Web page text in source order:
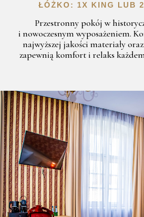
ŁÓŻKO: 1X KING LUB
Przestronny pokój w
i nowoczesnym wyposażeniem.
najwyższej jakości materiały
zapewnią komfort i relaks